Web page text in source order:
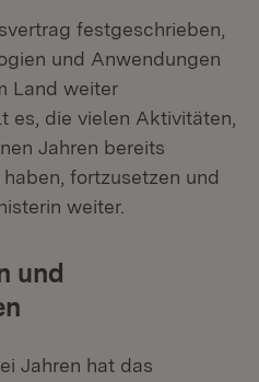
festgeschrieben,
und Anwendungen
Land weiter
es, die vielen Aktivitäten,
Jahren bereits
fortzusetzen und
weiter.
und
Jahren hat das